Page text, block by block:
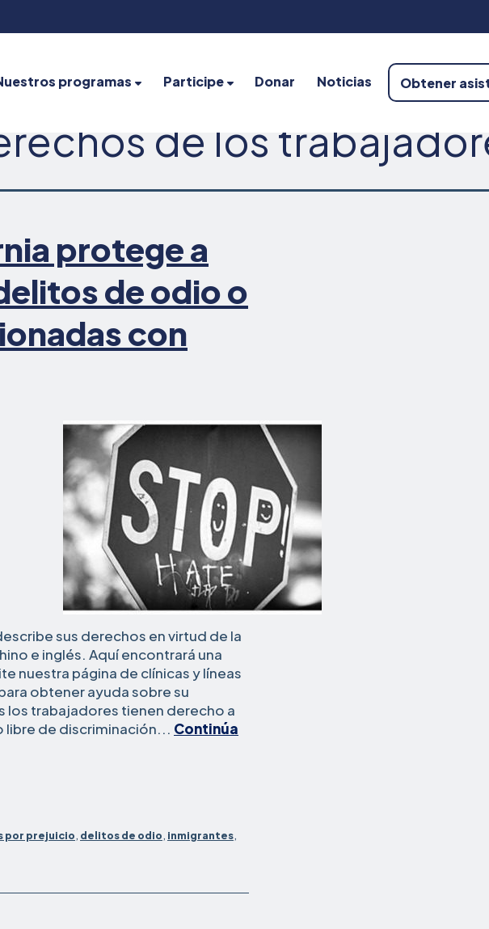
programas Participe Donar Noticias Obtener
de los
protege a
de odio o
con
sus derechos en virtud de la
e inglés. Aquí encontrará una
nuestra página de clínicas y líneas
obtener ayuda sobre su
los trabajadores tienen derecho a
libre de discriminación... Continúa
por prejuicio, delitos de odio, inmigrantes,